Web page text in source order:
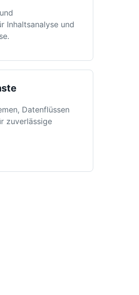
Inhaltsanalyse und
Datenflüssen
zuverlässige